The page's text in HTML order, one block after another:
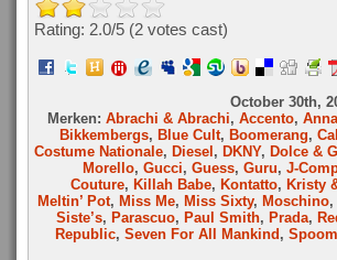
Rating: 2.0/5 (2 votes cast)
October 30th,
Merken: Abrachi & Abrachi, Accento,
Bikkembergs, Blue Cult, Boomerang,
Costume Nationale, Diesel , DKNY, Dolce &
Morello, Gucci, Guess, Guru, J-
Couture, Killah Babe, Kontatto, Kristy
Meltin’ Pot, Miss Me, Miss Sixty, Moschino,
Siste’s, Parascuo, Paul Smith, Prada,
Republic, Seven For All Mankind , Spoom